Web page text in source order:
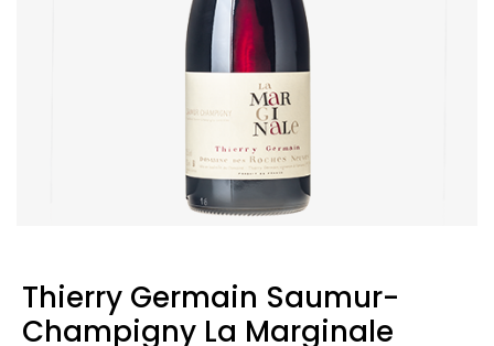
Thierry Germain Saumur-
Champigny La Marginale